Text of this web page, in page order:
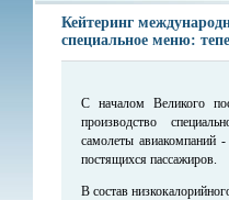
Кейтеринг
специальное меню:
С началом Великого
производство
самолеты авиакомпаний
постящихся пассажиров.
В состав